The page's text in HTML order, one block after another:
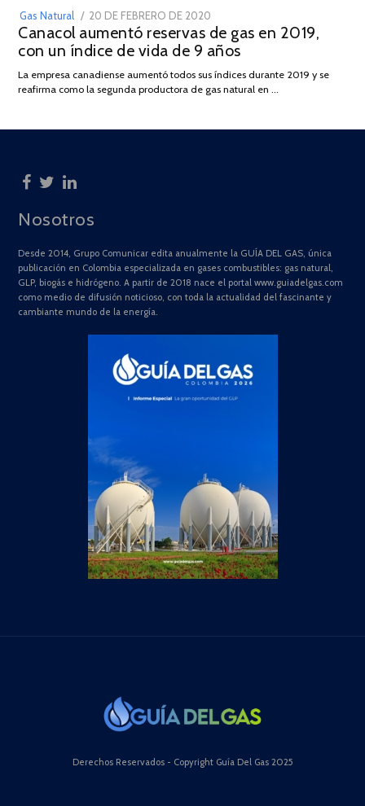
Gas Natural
POSTED
ON
20 DE FEBRERO DE 2020
DE
JULIO
2025
Canacol aumentó reservas de gas en 2019,
con un índice de vida de 9 años
La empresa canadiense aumentó todos sus índices durante 2019 y se
reafirma como la segunda productora de gas natural en …
Nosotros
Desde 2014, Grupo Comunicar edita anualmente la GUÍA DEL GAS, única
publicación en Colombia especializada en gases combustibles: gas natural,
GLP, biogás e hidrógeno. A partir de 2018 nace el portal www.guiadelgas.com
como medio de difusión noticioso, con toda la actualidad del fascinante y
cambiante mundo de la energía.
Derechos Reservados - Copyright Guía Del Gas 2025